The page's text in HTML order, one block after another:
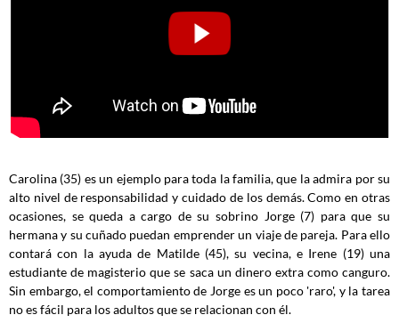
Carolina (35) es un ejemplo para toda la familia, que la admira por su
alto nivel de responsabilidad y cuidado de los demás. Como en otras
ocasiones, se queda a cargo de su sobrino Jorge (7) para que su
hermana y su cuñado puedan emprender un viaje de pareja. Para ello
contará con la ayuda de Matilde (45), su vecina, e Irene (19) una
estudiante de magisterio que se saca un dinero extra como canguro.
Sin embargo, el comportamiento de Jorge es un poco 'raro', y la tarea
no es fácil para los adultos que se relacionan con él.